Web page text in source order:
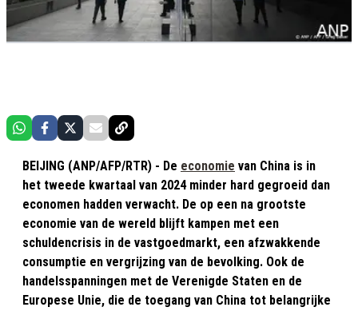
BEIJING (ANP/AFP/RTR) - De economie van China is in
het tweede kwartaal van 2024 minder hard gegroeid dan
economen hadden verwacht. De op een na grootste
economie van de wereld blijft kampen met een
schuldencrisis in de vastgoedmarkt, een afzwakkende
consumptie en vergrijzing van de bevolking. Ook de
handelsspanningen met de Verenigde Staten en de
Europese Unie, die de toegang van China tot belangrijke